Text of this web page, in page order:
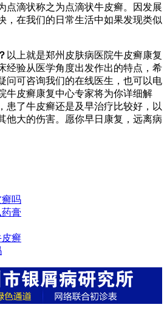
点滴状称之为点滴状牛皮癣。因发展
，在我们的日常生活中如果发现类似
以上就是郑州皮肤病医院牛皮癣康复
经验从医学角度出发作出的特点，希
问可咨询我们的在线医生，也可以电
牛皮癣康复中心专家将为你详细解
患了牛皮癣还是及早治疗比较好，以
他大的伤害。愿你早日康复，远离病
吗
膏
癣